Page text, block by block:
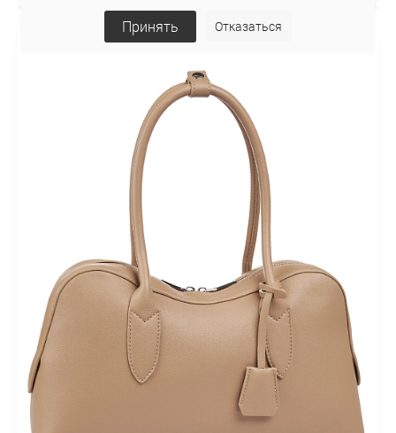
Принять Отказаться